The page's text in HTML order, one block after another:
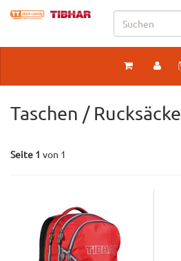
Taschen / Rucksäcke
Seite 1 von 1